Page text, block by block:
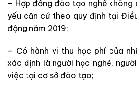
– Hợp đồng đào tạo nghề không
yếu căn cứ theo quy định tại
động năm 2019;
– Có hành vi thu học phí của
xác định là người học nghề,
việc tại cơ sở đào tạo;